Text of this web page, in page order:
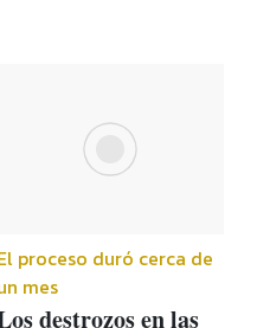
proceso duró cerca de
mes
destrozos en las